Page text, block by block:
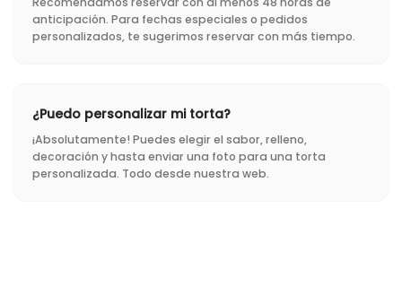
anticipación. Para fechas especiales o pedidos
personalizados, te sugerimos reservar con más tiempo.
¿Puedo personalizar mi torta?
¡Absolutamente! Puedes elegir el sabor, relleno,
decoración y hasta enviar una foto para una torta
personalizada. Todo desde nuestra web.